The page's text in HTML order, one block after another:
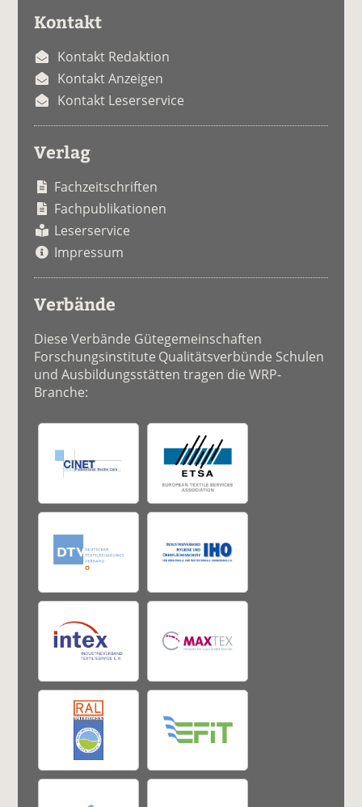
Kontakt
Kontakt Redaktion
Kontakt Anzeigen
Kontakt Leserservice
Verlag
Fachzeitschriften
Fachpublikationen
Leserservice
Impressum
Verbände
Diese Verbände Gütegemeinschaften
Forschungsinstitute Qualitätsverbünde Schulen
und Ausbildungsstätten tragen die WRP-
Branche: